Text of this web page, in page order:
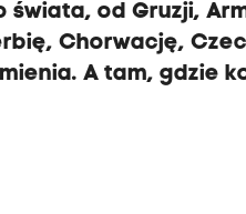
świata, od Gruzji,
Chorwację,
A tam, gdzie